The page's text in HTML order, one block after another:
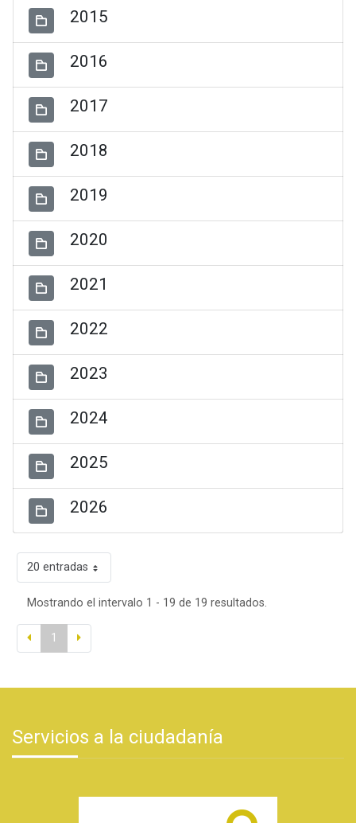
2015
2016
2017
2018
2019
2020
2021
2022
2023
2024
2025
2026
20 entradas
Mostrando el intervalo 1 - 19 de 19 resultados.
1
Servicios a la ciudadanía